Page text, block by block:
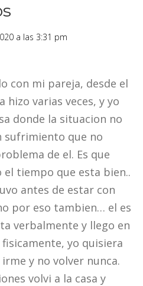
a las 3:31 pm
con mi pareja, desde el
hizo varias veces, y yo
donde la situacion no
sufrimiento que no
de el. Es que
el tiempo que esta bien..
antes de estar con
por eso tambien… el es
verbalmente y llego en
yo quisiera
y no volver nunca.
volvi a la casa y